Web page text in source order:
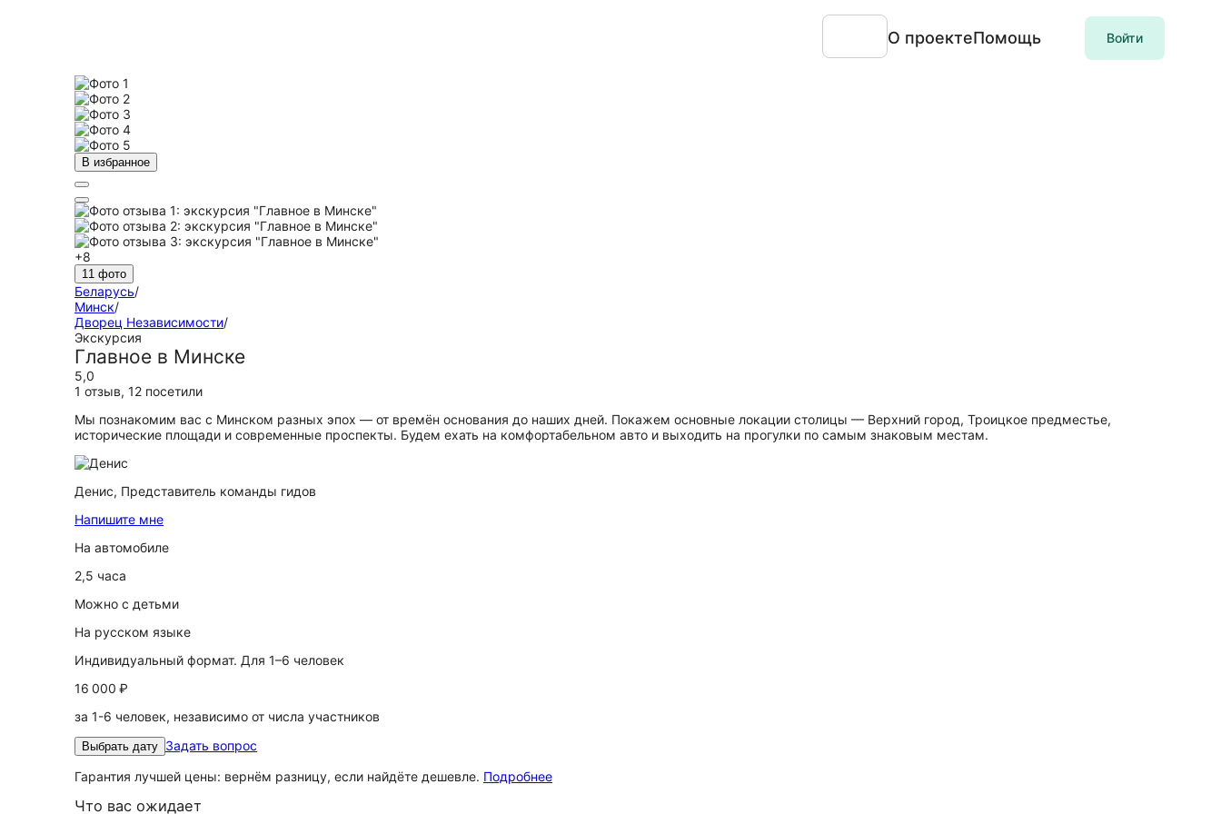
О проектеПомощь Войти
В избранное
+8
11 фото
Беларусь/
Минск/
Дворец Независимости/
Экскурсия
Главное в Минске
5,0
1 отзыв, 12 посетили
Мы познакомим вас с Минском разных эпох — от времён основания до наших дней. Покажем основные локации столицы — Верхний город, Троицкое предместье,
исторические площади и современные проспекты. Будем ехать на комфортабельном авто и выходить на прогулки по самым знаковым местам.
Денис, Представитель команды гидов
Напишите мне
На автомобиле
2,5 часа
Можно с детьми
На русском языке
Индивидуальный формат. Для 1–6 человек
16 000 ₽
за 1-6 человек, независимо от числа участников
Выбрать дату Задать вопрос
Гарантия лучшей цены: вернём разницу, если найдёте дешевле. Подробнее
Что вас ожидает